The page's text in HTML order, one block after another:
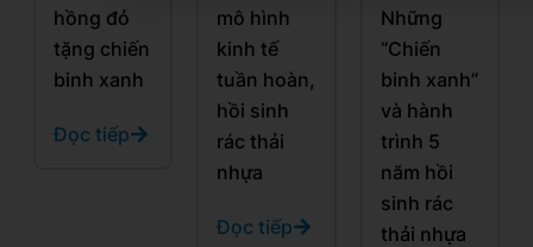
hồng đỏ
tặng chiến
binh xanh
Đọc tiếp
mô hình
kinh tế
tuần hoàn,
hồi sinh
rác thải
nhựa
Đọc tiếp
Những
“Chiến
binh xanh”
và hành
trình 5
năm hồi
sinh rác
thải nhựa